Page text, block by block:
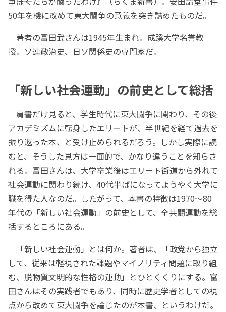
50年を機に改めて東大闘争の意義を突き詰めたものだ。
著者の富田武さんは1945年生まれ。成蹊大学名誉教
授。ソ連政治史、日ソ関係史の専門家だ。
「新しい社会運動」の前史として総括
肩書だけ見ると、学生時代に東大闘争に関わり、その後
アカデミズムに転身したエリートが、半世紀を経て過去を
振り返った本、と受け止められるだろう。しかし実際に読
むと、そうした見方は一面的で、かなり違うことを知らさ
れる。富田さんは、大学卒業後はエリート街道から外れて
社会運動に関わり続け、40代半ばになってようやく大学に
職を得た人なのだ。したがって、本書の特徴は1970～80
年代の「新しい社会運動」の前史として、全共闘運動を総
括するところにある。
「新しい社会運動」とは何か。著者は、「政党から独立
して、従来は軽視された課題やマイノリティ問題に取り組
む、脱物質文明的な性格の運動」とひとくくりにする。富
田さんはその実践者でもあり、同時に歴史学者としての視
点から改めて東大闘争を論じたのが本書、というわけだ。